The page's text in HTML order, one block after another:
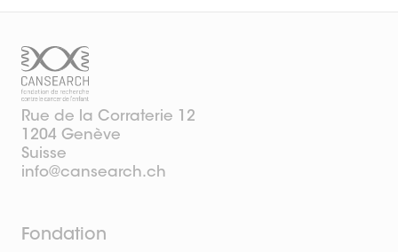
Rue de la Corraterie 12
1204 Genève
Suisse
info@cansearch.ch
Fondation